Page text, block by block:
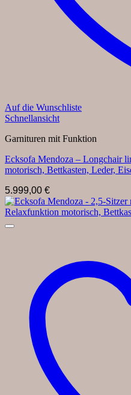
Auf die Wunschliste
Schnellansicht
Garnituren mit Funktion
Ecksofa Mendoza – Longchair
motorisch, Bettkasten, Leder,
5.999,00 €